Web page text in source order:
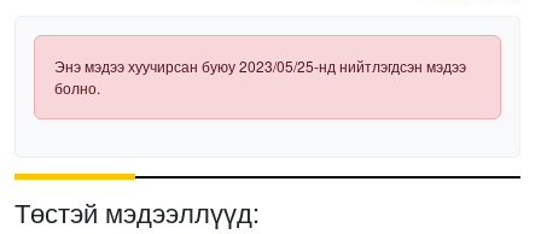
Энэ мэдээ хуучирсан буюу 2023/05/25-нд нийтлэгдсэн мэдээ
болно.
Төстэй мэдээллүүд: